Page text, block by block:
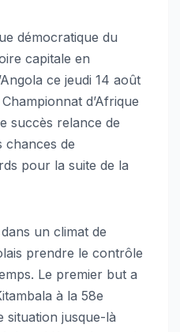
démocratique du
capitale en
ce jeudi 14 août
d’Afrique
succès relance de
chances de
pour la suite de la
un climat de
prendre le contrôle
Le premier but a
à la 58e
situation jusque-là